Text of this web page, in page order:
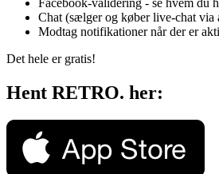
Chat (sælger og køber live-chat via
Modtag notifikationer når der er
Det hele er gratis!
Hent RETRO. her: